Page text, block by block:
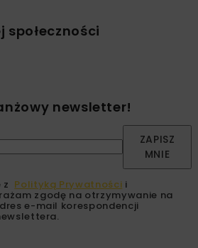
społeczności
newsletter!
ZAPISZ
MNIE
z Polityką Prywatności i
zgodę na otrzymywanie na
e-mail korespondencji